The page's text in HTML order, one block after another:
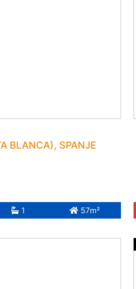
BLANCA), SPANJE
1 57m²